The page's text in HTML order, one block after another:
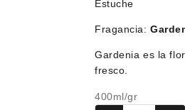
Estuche
Fragancia:
Gardenia es la
fresco.
400ml/gr